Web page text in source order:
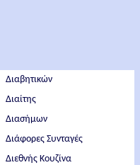
Διαβητικών
Διαίτης
Διασήμων
Διάφορες Συνταγές
Διεθνής Κουζίνα